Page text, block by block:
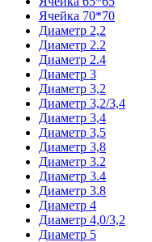
Ячейка 70*70
Диаметр 2,2
Диаметр 2.2
Диаметр 2.4
Диаметр 3
Диаметр 3,2
Диаметр 3,2/3,4
Диаметр 3,4
Диаметр 3,5
Диаметр 3,8
Диаметр 3.2
Диаметр 3.4
Диаметр 3.8
Диаметр 4
Диаметр 4,0/3,2
Диаметр 5